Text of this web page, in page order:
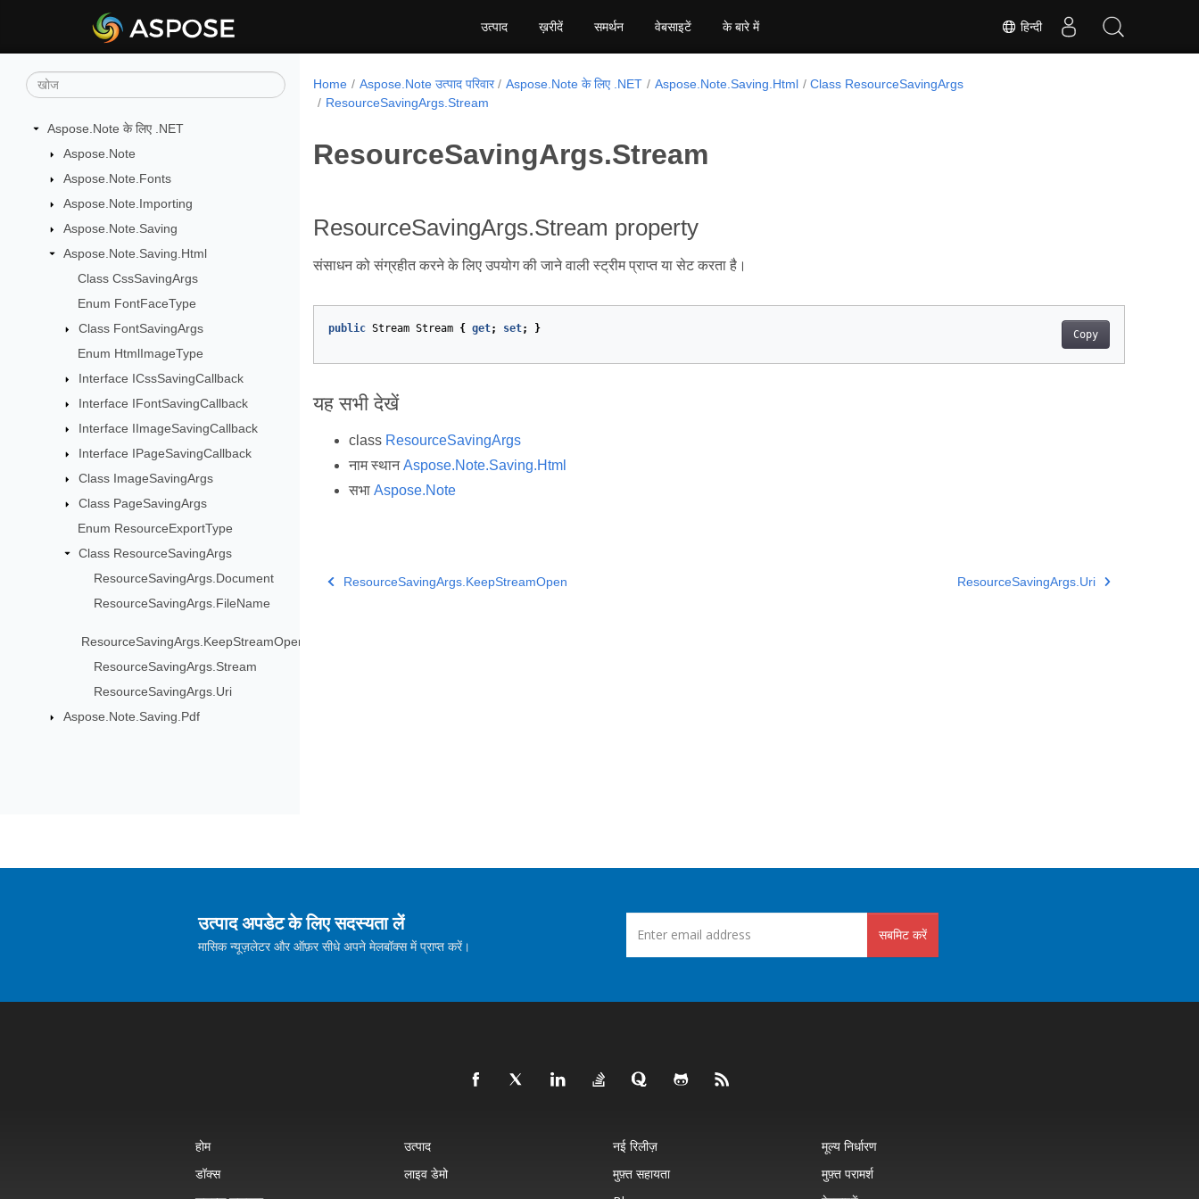
हिन्दी
उत्पाद ख़रीदें समर्थन वेबसाइटें के बारे में
Aspose.Note के लिए .NET
Aspose.Note
Aspose.Note.Fonts
Aspose.Note.Importing
Aspose.Note.Saving
Aspose.Note.Saving.Html
Class CssSavingArgs
Enum FontFaceType
Class FontSavingArgs
Enum HtmlImageType
Interface ICssSavingCallback
Interface IFontSavingCallback
Interface IImageSavingCallback
Interface IPageSavingCallback
Class ImageSavingArgs
Class PageSavingArgs
Enum ResourceExportType
Class ResourceSavingArgs
ResourceSavingArgs.Document
ResourceSavingArgs.FileName
ResourceSavingArgs.KeepStreamOpen
ResourceSavingArgs.Stream
ResourceSavingArgs.Uri
Aspose.Note.Saving.Pdf
Home Aspose.Note उत्पाद परिवार Aspose.Note के लिए .NET Aspose.Note.Saving.Html
Class ResourceSavingArgs
ResourceSavingArgs.Stream
ResourceSavingArgs.Stream
ResourceSavingArgs.Stream property
संसाधन को संग्रहीत करने के लिए उपयोग की जाने वाली स्ट्रीम प्राप्त या सेट करता है।
Copy
public Stream Stream { get; set; }
यह सभी देखें
class ResourceSavingArgs
नाम स्थानAspose.Note.Saving.Html
सभा Aspose.Note
ResourceSavingArgs.KeepStreamOpen ResourceSavingArgs.Uri
उत्पाद अपडेट के लिए सदस्यता लें
मासिक न्यूज़लेटर और ऑफ़र सीधे अपने मेलबॉक्स में प्राप्त करें।
सबमिट करें
होम उत्पाद नई रिलीज़
मूल्य निर्धारण
डॉक्स
लाइव डेमो मुफ़्त सहायता
मुफ़्त परामर्श